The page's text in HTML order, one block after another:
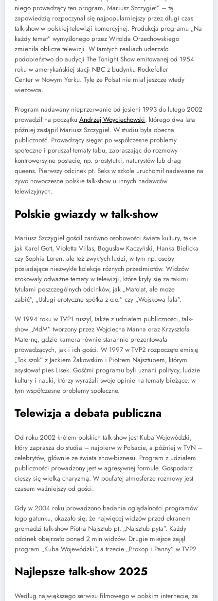
niego prowadzący ten program, Mariusz Szczygieł” – tą
zapowiedzią rozpoczynał się najpopularniejszy przez długi czas
talk-show w polskiej telewizji komercyjnej. Produkcja programu „Na
każdy temat” wymyślonego przez Witolda Orzechowskiego
zmieniła oblicze telewizji. W tamtych realiach uderzało
podobieństwo do audycji The Tonight Show emitowanej od 1954
roku w amerykańskiej stacji NBC z budynku Rockefeller
Center w Nowym Yorku. Tyle że Polsat nie miał jeszcze wtedy
wieżowca.
Program nadawany nieprzerwanie od jesieni 1993 do lutego 2002
prowadził na początku Andrzej Woyciechowski, którego dwa lata
później zastąpił Mariusz Szczygieł. W studiu była obecna
publiczność. Prowadzący sięgał po współczesne problemy
społeczne i poruszał tematy tabu, zapraszając do rozmowy
kontrowersyjne postacie, np. prostytutki, naturystów lub drag
queens. Pierwszy odcinek pt. Seks w szkole uruchomił nadawane na
żywo nowoczesne polskie talk-show u innych nadawców
telewizyjnych.
Polskie gwiazdy w talk-show
Mariusz Szczygieł gościł zarówno osobowości świata kultury, takie
jak Karel Gott, Violetta Villas, Bogusław Kaczyński, Hanka Bielicka
czy Sophia Loren, ale też zwykłych ludzi, w tym np. osoby
posiadające niezwykłe kolekcje różnych przedmiotów. Widzów
szokowały odważne tematy w telewizji, które kryły się za takimi
tytułami poszczególnych odcinków, jak „Małolat, ale może
zabić”, „Usługi erotyczne spółka z o.o.” czy „Wojskowa fala”.
W 1994 roku w TVP1 ruszył, także z udziałem publiczności, talk-
show „MdM” tworzony przez Wojciecha Manna oraz Krzysztofa
Maternę, gdzie kamera równie starannie prezentowała
prowadzących, jak i ich gości. W 1997 w TVP2 rozpoczęto emisję
„Tok szok” z Jackiem Żakowskim i Piotrem Najsztubem, którym
asystował pies Lisek. Gośćmi programu byli uznani politycy, ludzie
kultury i nauki, którzy wyrażali swoje opinie na tematy bieżące, w
tym współczesne problemy społeczne.
Telewizja a debata publiczna
Od roku 2002 królem polskich talk-show jest Kuba Wojewódzki,
który zaprasza do studia – najpierw w Polsacie, a później w TVN –
celebrytów, głównie ze świata show-biznesu. Program z udziałem
publiczności prowadzony jest w agresywnej formule. Gospodarz
cieszy się wielką charyzmą. W poufałej atmosferze rozmowy jest
czasem ważniejszy od gości.
Gdy w 2004 roku prowadzono badania oglądalności programów
tego gatunku, okazało się, że najwięcej widzów przed ekranem
gromadzi talk-show Piotra Najsztub pt. „Najsztub pyta”. Każdy
odcinek obejrzało ponad 2 mln widzów. Drugie miejsce zajął
program „Kuba Wojewódzki”, a trzecie „Prokop i Panny” w TVP2.
Najlepsze talk-show 2025
Według największego serwisu filmowego w polskim internecie, za